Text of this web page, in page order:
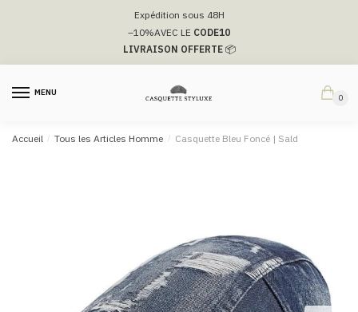
navigation
Expédition sous 48H
–10%AVEC LE CODE10
LIVRAISON OFFERTE📦
MENU
0
Accueil / Tous les Articles Homme / Casquette Bleu Foncé​ | ​Sald